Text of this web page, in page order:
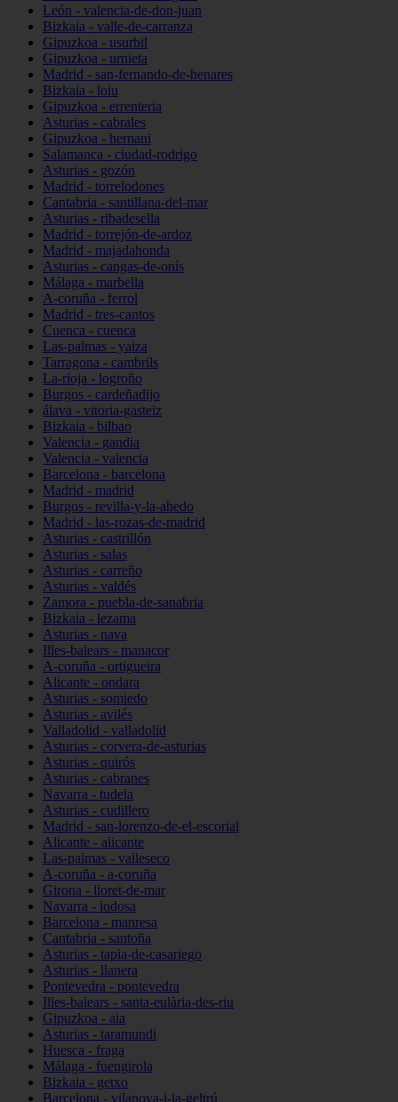
León - valencia-de-don-juan
Bizkaia - valle-de-carranza
Gipuzkoa - usurbil
Gipuzkoa - urnieta
Madrid - san-fernando-de-henares
Bizkaia - loiu
Gipuzkoa - errenteria
Asturias - cabrales
Gipuzkoa - hernani
Salamanca - ciudad-rodrigo
Asturias - gozón
Madrid - torrelodones
Cantabria - santillana-del-mar
Asturias - ribadesella
Madrid - torrejón-de-ardoz
Madrid - majadahonda
Asturias - cangas-de-onís
Málaga - marbella
A-coruña - ferrol
Madrid - tres-cantos
Cuenca - cuenca
Las-palmas - yaiza
Tarragona - cambrils
La-rioja - logroño
Burgos - cardeñadijo
álava - vitoria-gasteiz
Bizkaia - bilbao
Valencia - gandia
Valencia - valencia
Barcelona - barcelona
Madrid - madrid
Burgos - revilla-y-la-ahedo
Madrid - las-rozas-de-madrid
Asturias - castrillón
Asturias - salas
Asturias - carreño
Asturias - valdés
Zamora - puebla-de-sanabria
Bizkaia - lezama
Asturias - nava
Illes-balears - manacor
A-coruña - ortigueira
Alicante - ondara
Asturias - somiedo
Asturias - avilés
Valladolid - valladolid
Asturias - corvera-de-asturias
Asturias - quirós
Asturias - cabranes
Navarra - tudela
Asturias - cudillero
Madrid - san-lorenzo-de-el-escorial
Alicante - alicante
Las-palmas - valleseco
A-coruña - a-coruña
Girona - lloret-de-mar
Navarra - lodosa
Barcelona - manresa
Cantabria - santoña
Asturias - tapia-de-casariego
Asturias - llanera
Pontevedra - pontevedra
Illes-balears - santa-eulària-des-riu
Gipuzkoa - aia
Asturias - taramundi
Huesca - fraga
Málaga - fuengirola
Bizkaia - getxo
Barcelona - vilanova-i-la-geltrú